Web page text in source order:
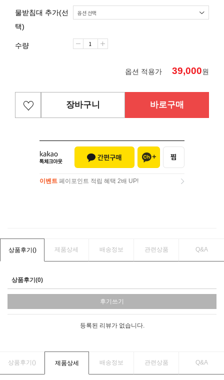
물받침대 추가(선
택)
수량
옵션 적용가 39,000원
장바구니 바로구매
이벤트 페이포인트 적립 혜택 2배 UP!
상품후기() 제품상세 배송정보 관련상품 Q&A
상품후기(0)
후기쓰기
등록된 리뷰가 없습니다.
상품후기() 제품상세 배송정보 관련상품 Q&A